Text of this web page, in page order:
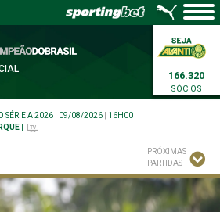
166.320
SÓCIOS
SÉRIE A 2026 09/08/2026
16H00
PRÓXIMAS
PARTIDAS